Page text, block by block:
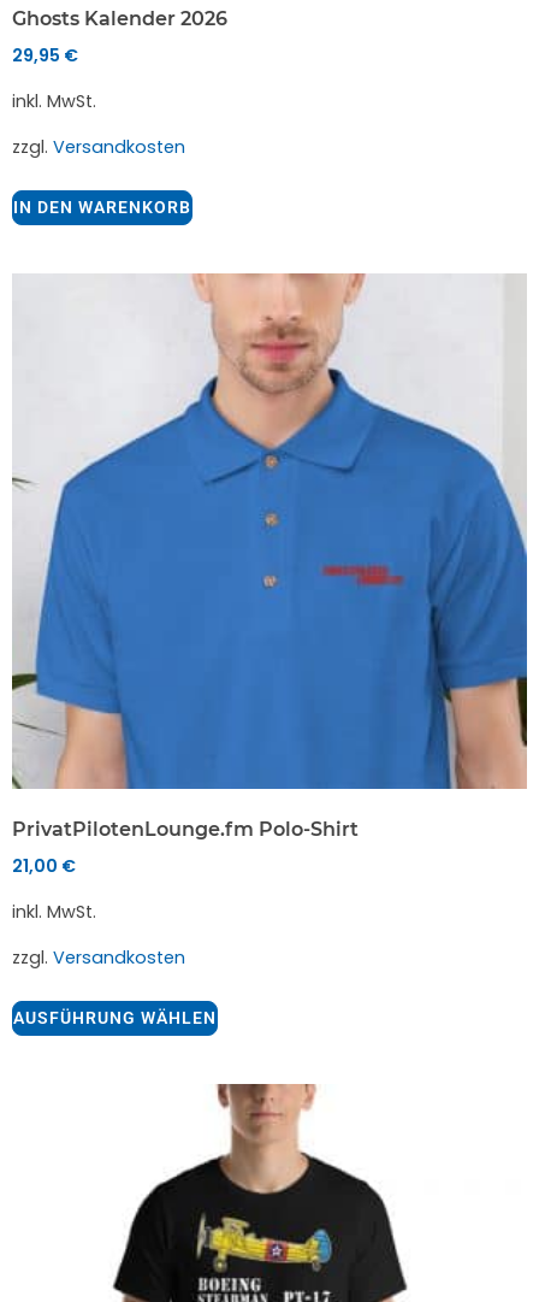
Ghosts Kalender 2026
29,95 €
inkl. MwSt.
zzgl. Versandkosten
IN DEN WARENKORB
PrivatPilotenLounge.fm Polo-Shirt
21,00 €
inkl. MwSt.
zzgl. Versandkosten
AUSFÜHRUNG WÄHLEN